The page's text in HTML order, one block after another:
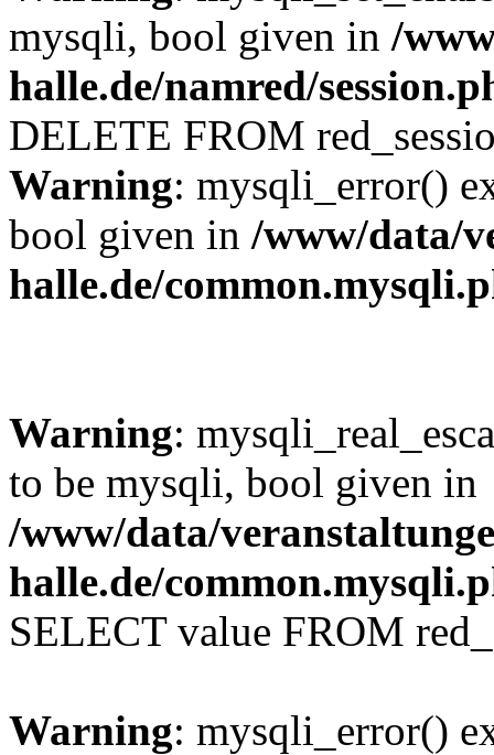
mysqli, bool given in /
halle.de/namred/
DELETE FROM
Warning: mysqli_error()
bool given in /www/data/
halle.de/
Warning:
to be mysqli, bool given in
/www/data/
halle.de/
SELECT value FROM
Warning: mysqli_error()